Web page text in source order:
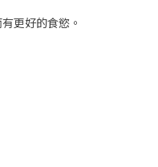
更好的食慾。